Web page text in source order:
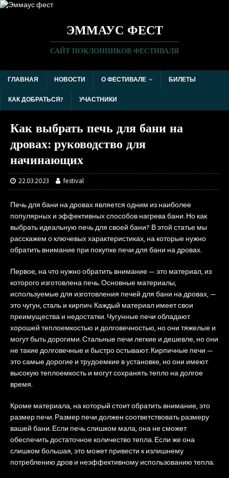
ЭММАУС ФЕСТ
САЙТ ПОКЛОННИКОВ ФЕСТИВАЛЯ
ГЛАВНАЯ НОВОСТИ О ФЕСТИВАЛЕ
БИЛЕТЫ
КАК ДОБРАТЬСЯ?
УЧАСТНИКИ
Как выбрать печь для бани на
дровах: руководство для
начинающих
22.03.2023 festival
Печь для бани на дровах является одним из наиболее
популярных и эффективных способов нагрева бани. Но как
выбрать идеальную печь для своей бани? В этой статье мы
расскажем о ключевых характеристиках, на которые нужно
обратить внимание при покупке печи для бани на дровах.
Первое, на что нужно обратить внимание — это материал, из
которого изготовлена печь. Основные материалы,
используемые для изготовления печей для бани на дровах, —
это чугун, сталь и кирпич. Каждый материал имеет свои
преимущества и недостатки. Чугунные печи обладают
хорошей теплоемкостью и долговечностью, но они тяжелые и
могут быть дорогими. Стальные печи легкие и дешевле, но они
не такие долговечные и быстро остывают. Кирпичные печи —
это самые дорогие и трудоемкие в установке, но они имеют
высокую теплоемкость и могут сохранять тепло на долгое
время.
Кроме материала, на который стоит обратить внимание, это
размер печи. Размер печи должен соответствовать размеру
вашей бани. Если печь слишком мала, она не сможет
обеспечить достаточное количество тепла. Если же она
слишком большая, это может привести к излишнему
потреблению дров и неэффективному использованию тепла.